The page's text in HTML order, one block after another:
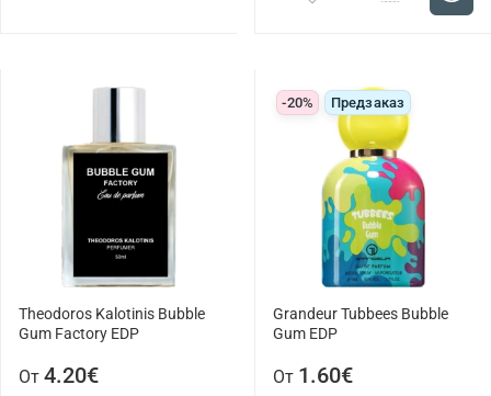
Theodoros Kalotinis Bubble
Gum Factory EDP
От 4.20€
-20% Предзаказ
Grandeur Tubbees Bubble
Gum EDP
От 1.60€